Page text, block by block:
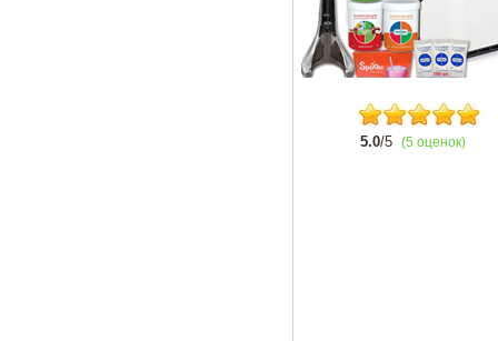
5.0/5 (5 оценок)